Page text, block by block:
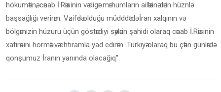
hökumәtinә, cәnab İ.Rәisinin vә digәr mәrhumların ailәlәrinә dәrin hüznlә
başsağlığı verirәm. Vәzifәdә olduğu müdddәtdә İran xalqının vә
bölgәmizin hüzuru üçün göstәrdiyi sәylәrin şahidi olaraq cәnab İ.Rәisinin
xatirәsini hörmәt vә ehtiramla yad edirәm. Türkiyә olaraq bu çәtin günlәrdә
qonşumuz İranın yanında olacağıq’’.